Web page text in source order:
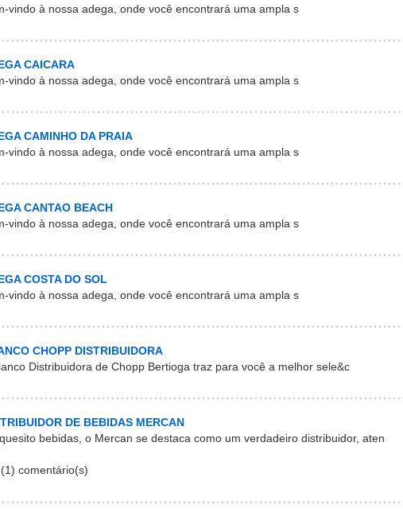
vindo à nossa adega, onde você encontrará uma ampla s
CAICARA
vindo à nossa adega, onde você encontrará uma ampla s
CAMINHO DA PRAIA
vindo à nossa adega, onde você encontrará uma ampla s
CANTAO BEACH
vindo à nossa adega, onde você encontrará uma ampla s
COSTA DO SOL
vindo à nossa adega, onde você encontrará uma ampla s
CHOPP DISTRIBUIDORA
Distribuidora de Chopp Bertioga traz para você a melhor sele&c
DE BEBIDAS MERCAN
bebidas, o Mercan se destaca como um verdadeiro distribuidor, aten
comentário(s)